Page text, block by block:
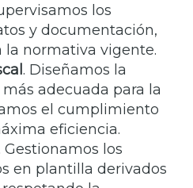
los
y documentación,
normativa vigente.
. Diseñamos la
adecuada para la
el cumplimiento
eficiencia.
. Gestionamos los
en plantilla derivados